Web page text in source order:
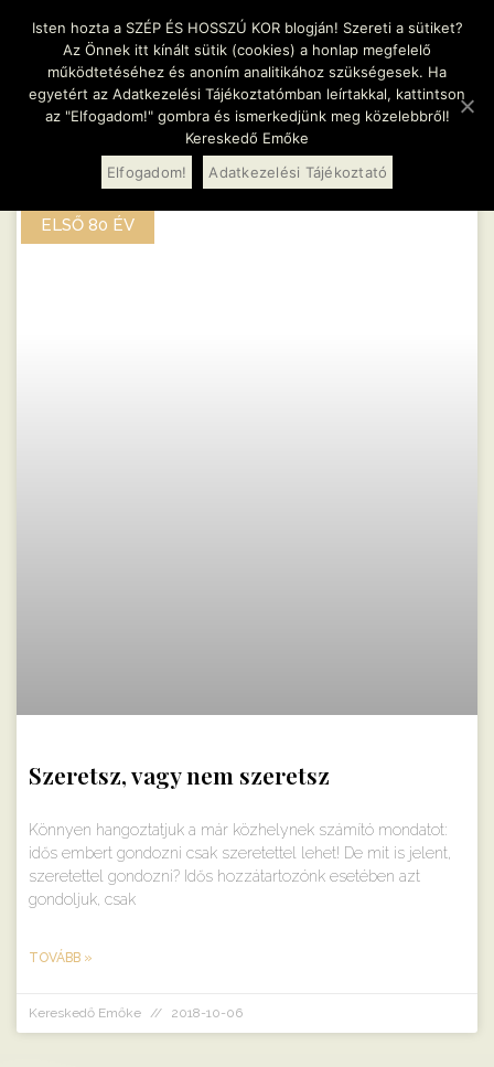
Összes cikk
ELSŐ 80 ÉV
Szeretsz, vagy nem szeretsz
Könnyen hangoztatjuk a már közhelynek számító mondatot:
idős embert gondozni csak szeretettel lehet! De mit is jelent,
szeretettel gondozni? Idős hozzátartozónk esetében azt
gondoljuk, csak
TOVÁBB »
Kereskedő Emőke 2018-10-06
Isten hozta a SZÉP ÉS HOSSZÚ KOR blogján! Szereti a sütiket?
Az Önnek itt kínált sütik (cookies) a honlap megfelelő
működtetéséhez és anoním analitikához szükségesek. Ha
egyetért az Adatkezelési Tájékoztatómban leírtakkal, kattintson
az "Elfogadom!" gombra és ismerkedjünk meg közelebbről!
Kereskedő Emőke
Elfogadom!
Adatkezelési Tájékoztató